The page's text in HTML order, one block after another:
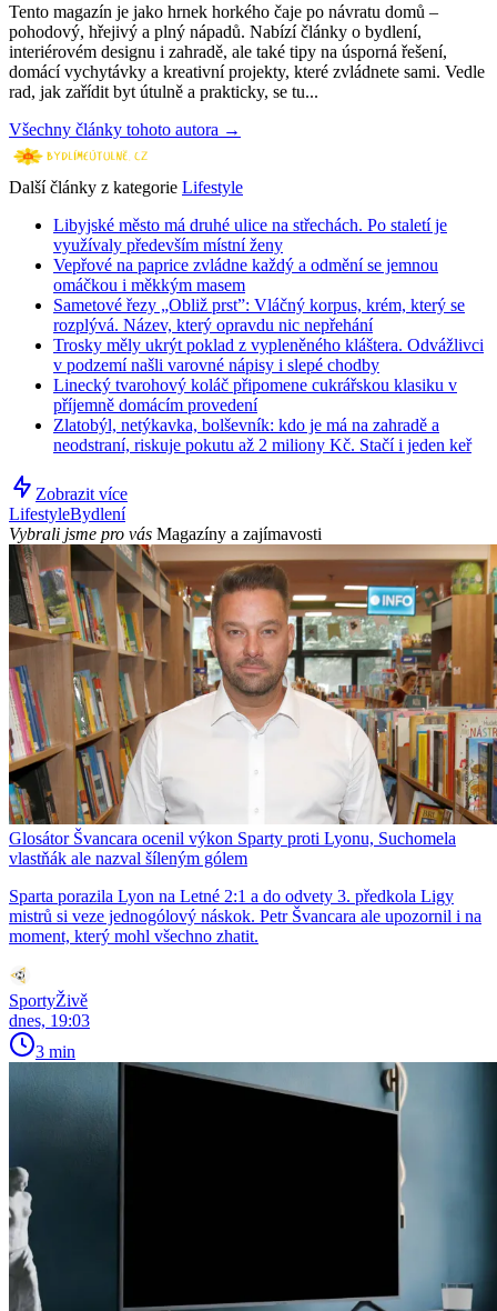
Tento magazín je jako hrnek horkého čaje po návratu domů –
pohodový, hřejivý a plný nápadů. Nabízí články o bydlení,
interiérovém designu i zahradě, ale také tipy na úsporná řešení,
domácí vychytávky a kreativní projekty, které zvládnete sami. Vedle
rad, jak zařídit byt útulně a prakticky, se tu...
Všechny články tohoto autora →
Další články z kategorie Lifestyle
Libyjské město má druhé ulice na střechách. Po staletí je
využívaly především místní ženy
Vepřové na paprice zvládne každý a odmění se jemnou
omáčkou i měkkým masem
Sametové řezy „Obliž prst”: Vláčný korpus, krém, který se
rozplývá. Název, který opravdu nic nepřehání
Trosky měly ukrýt poklad z vypleněného kláštera. Odvážlivci
v podzemí našli varovné nápisy i slepé chodby
Linecký tvarohový koláč připomene cukrářskou klasiku v
příjemně domácím provedení
Zlatobýl, netýkavka, bolševník: kdo je má na zahradě a
neodstraní, riskuje pokutu až 2 miliony Kč. Stačí i jeden keř
Zobrazit více
LifestyleBydlení
Vybrali jsme pro vás Magazíny a zajímavosti
Glosátor Švancara ocenil výkon Sparty proti Lyonu, Suchomela
vlastňák ale nazval šíleným gólem
Sparta porazila Lyon na Letné 2:1 a do odvety 3. předkola Ligy
mistrů si veze jednogólový náskok. Petr Švancara ale upozornil i na
moment, který mohl všechno zhatit.
SportyŽivě
dnes, 19:03
3 min